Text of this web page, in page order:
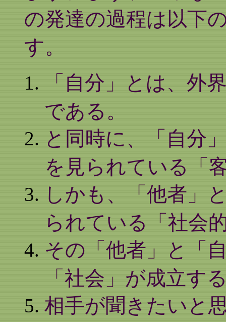
の発達の過程は以下
す。
「自分」とは、外
である。
と同時に、「自分
を見られている「
しかも、「他者」
られている「社会
その「他者」と「
「社会」が成立す
相手が聞きたいと